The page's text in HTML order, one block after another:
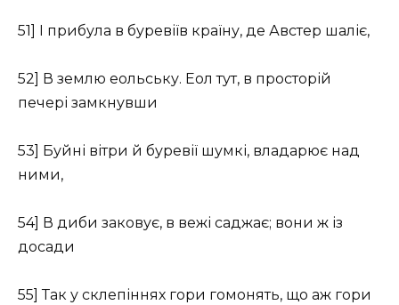
51] І прибула в буревіїв країну, де Австер шаліє,
52] В землю еольську. Еол тут, в просторій
печері замкнувши
53] Буйні вітри й буревії шумкі, владарює над
ними,
54] В диби заковує, в вежі саджає; вони ж із
досади
55] Так у склепіннях гори гомонять, що аж гори